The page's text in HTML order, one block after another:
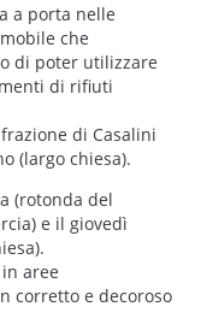
a porta nelle
che
di poter utilizzare
di rifiuti
di Casalini
(largo chiesa).
(rotonda del
e il giovedì
aree
corretto e decoroso